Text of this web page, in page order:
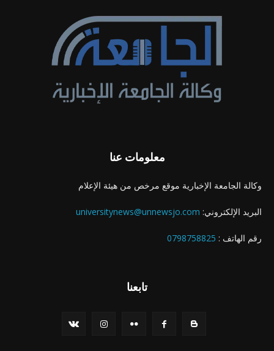
معلومات عنا
وكالة الجامعة الإخبارية موقع مرخص من هيئة الإعلام
البريد الإلكتروني: universitynews@unnewsjo.com
رقم الهاتف : 0798758825
تابعنا